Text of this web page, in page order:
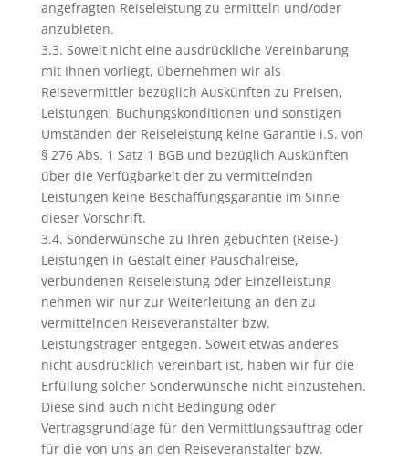
angefragten Reiseleistung zu ermitteln und/oder
anzubieten.
3.3. Soweit nicht eine ausdrückliche Vereinbarung
mit Ihnen vorliegt, übernehmen wir als
Reisevermittler bezüglich Auskünften zu Preisen,
Leistungen, Buchungskonditionen und sonstigen
Umständen der Reiseleistung keine Garantie i.S. von
§ 276 Abs. 1 Satz 1 BGB und bezüglich Auskünften
über die Verfügbarkeit der zu vermittelnden
Leistungen keine Beschaffungsgarantie im Sinne
dieser Vorschrift.
3.4. Sonderwünsche zu Ihren gebuchten (Reise-)
Leistungen in Gestalt einer Pauschalreise,
verbundenen Reiseleistung oder Einzelleistung
nehmen wir nur zur Weiterleitung an den zu
vermittelnden Reiseveranstalter bzw.
Leistungsträger entgegen. Soweit etwas anderes
nicht ausdrücklich vereinbart ist, haben wir für die
Erfüllung solcher Sonderwünsche nicht einzustehen.
Diese sind auch nicht Bedingung oder
Vertragsgrundlage für den Vermittlungsauftrag oder
für die von uns an den Reiseveranstalter bzw.